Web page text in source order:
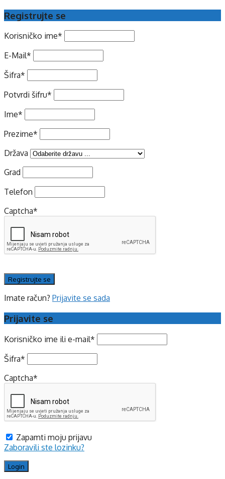
Registrujte se
Korisničko ime*
E-Mail*
Šifra*
Potvrdi šifru*
Ime*
Prezime*
Država
Grad
Telefon
Captcha*
Imate račun? Prijavite se sada
Prijavite se
Korisničko ime ili e-mail*
Šifra*
Captcha*
Zapamti moju prijavu
Zaboravili ste lozinku?